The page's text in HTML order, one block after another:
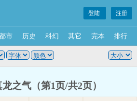
登陆 注册
市 历史 科幻 其它 完本 排行
之气（第1页/共2页）